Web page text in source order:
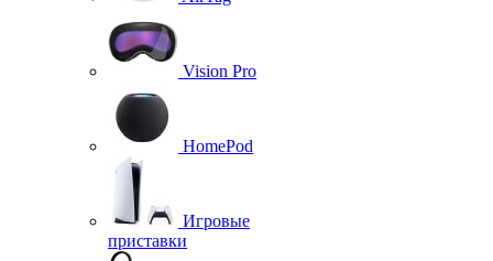
Vision Pro
HomePod
Игровые
приставки